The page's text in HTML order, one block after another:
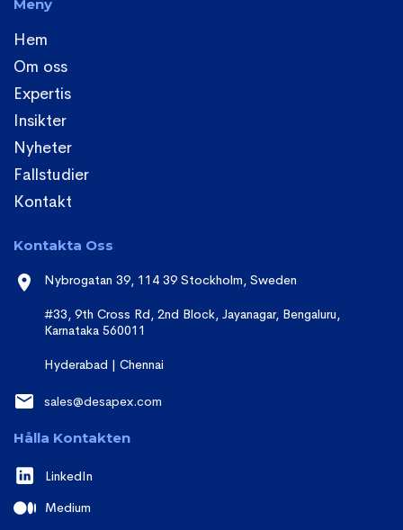
Meny
Hem
Om oss
Expertis
Insikter
Nyheter
Fallstudier
Kontakt
Kontakta Oss
Nybrogatan 39, 114 39 Stockholm, Sweden
#33, 9th Cross Rd, 2nd Block, Jayanagar, Bengaluru,
Karnataka 560011
Hyderabad | Chennai
sales@desapex.com
Hålla Kontakten
LinkedIn
Medium